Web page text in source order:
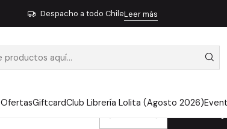
OfertasGiftcardClub Librería Lolita (Agosto 2026)
Despacho a todo ChileLeer más
Pendiente 2 La Granja Groosham - Horowitz Anthony
LA GRANJA
Cantidad